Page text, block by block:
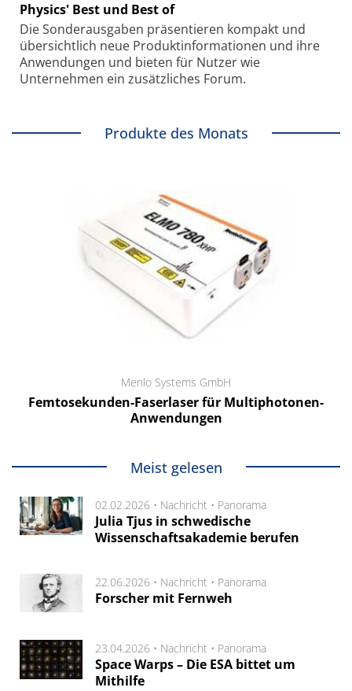
Physics' Best und Best of
Die Sonder­ausgaben präsentieren kompakt und
übersichtlich neue Produkt­informationen und ihre
Anwendungen und bieten für Nutzer wie
Unternehmen ein zusätzliches Forum.
Produkte des Monats
Menlo Systems GmbH
Femtosekunden-Faserlaser für Multiphotonen-
Anwendungen
Meist gelesen
02.02.2026 • Nachricht • Panorama
Julia Tjus in schwedische
Wissenschaftsakademie berufen
22.06.2026 • Nachricht • Panorama
Forscher mit Fernweh
23.04.2026 • Nachricht • Panorama
Space Warps – Die ESA bittet um
Mithilfe